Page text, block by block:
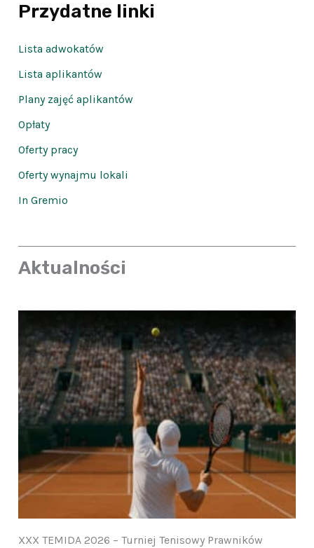
Przydatne linki
Lista adwokatów
Lista aplikantów
Plany zajęć aplikantów
Opłaty
Oferty pracy
Oferty wynajmu lokali
In Gremio
Aktualności
XXX TEMIDA 2026 – Turniej Tenisowy Prawników